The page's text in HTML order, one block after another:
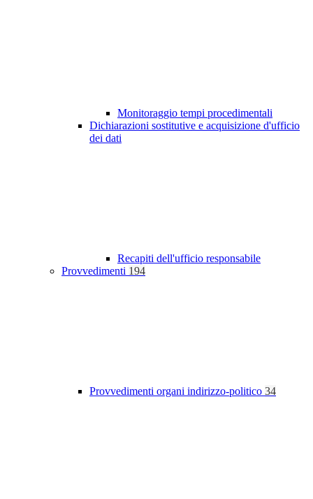
Monitoraggio tempi procedimentali
Dichiarazioni sostitutive e acquisizione d'ufficio
dei dati
Recapiti dell'ufficio responsabile
Provvedimenti 194
Provvedimenti organi indirizzo-politico 34